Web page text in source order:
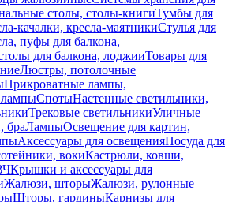
столы, столы-книгиТумбы для
качалки, кресла-маятникиСтулья для
пуфы для балкона,
для балкона, лоджииТовары для
Люстры, потолочные
Прикроватные лампы,
СпотыНастенные светильники,
Трековые светильникиУличные
браЛампыОсвещение для картин,
Аксессуары для освещенияПосуда для
вокиКастрюли, ковши,
Крышки и аксессуары для
Жалюзи, шторыЖалюзи, рулонные
Шторы, гардиныКарнизы для